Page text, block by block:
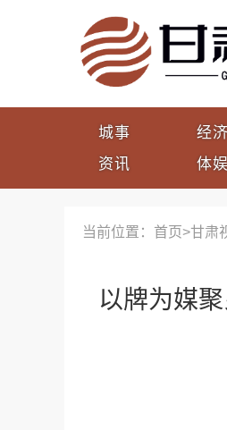
城事
资讯
经济
体娱
当前位置：首页>甘肃
以牌为媒